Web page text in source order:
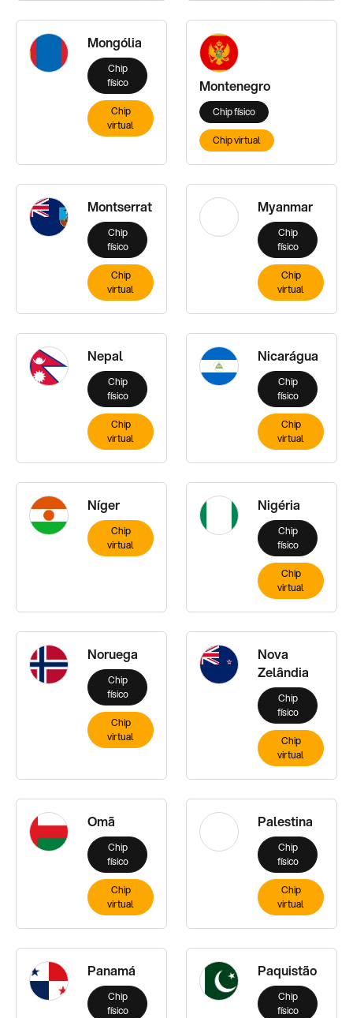
Mongólia
Chip
físico
Chip
virtual
Montenegro
Chip físico
Chip virtual
Montserrat
Chip
físico
Chip
virtual
Myanmar
Chip
físico
Chip
virtual
Nepal
Chip
físico
Chip
virtual
Nicarágua
Chip
físico
Chip
virtual
Níger
Chip
virtual
Nigéria
Chip
físico
Chip
virtual
Noruega
Chip
físico
Chip
virtual
Nova
Zelândia
Chip
físico
Chip
virtual
Omã
Chip
físico
Chip
virtual
Palestina
Chip
físico
Chip
virtual
Panamá
Chip
físico
Paquistão
Chip
físico